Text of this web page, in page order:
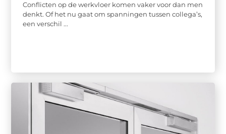
Conflicten op de werkvloer komen vaker voor dan men
denkt. Of het nu gaat om spanningen tussen collega’s,
een verschil ...